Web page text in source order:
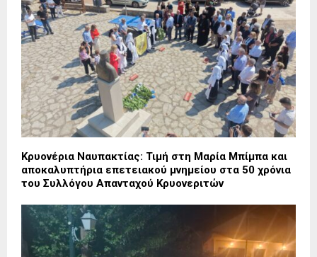
Κρυονέρια Ναυπακτίας: Τιμή στη Μαρία Μπίμπα και
αποκαλυπτήρια επετειακού μνημείου στα 50 χρόνια
του Συλλόγου Απανταχού Κρυονεριτών